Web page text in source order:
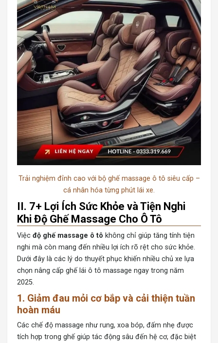
Trải nghiệm đỉnh cao với bộ ghế massage ô tô siêu cấp –
cá nhân hóa từng phút lái xe.
II. 7+ Lợi Ích Sức Khỏe và Tiện Nghi
Khi Độ Ghế Massage Cho Ô Tô
Việc độ ghế massage ô tô không chỉ giúp tăng tính tiện
nghi mà còn mang đến nhiều lợi ích rõ rệt cho sức khỏe.
Dưới đây là các lý do thuyết phục khiến nhiều chủ xe lựa
chọn nâng cấp ghế lái ô tô massage ngay trong năm
2025.
1. Giảm đau mỏi cơ bắp và cải thiện tuần
hoàn máu
Các chế độ massage như rung, xoa bóp, đấm nhẹ được
tích hợp trong ghế giúp tác động sâu đến hệ cơ, đặc biệt